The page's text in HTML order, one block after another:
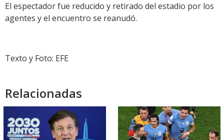
El espectador fue reducido y retirado del estadio por los
agentes y el encuentro se reanudó.
Texto y Foto: EFE
Relacionadas